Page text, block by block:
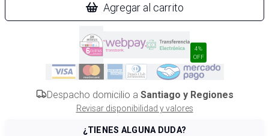
Agregar al carrito
4%
OFF
Despacho domicilio a Santiago y Regiones
Revisar disponibilidad y valores
¿TIENES ALGUNA DUDA?